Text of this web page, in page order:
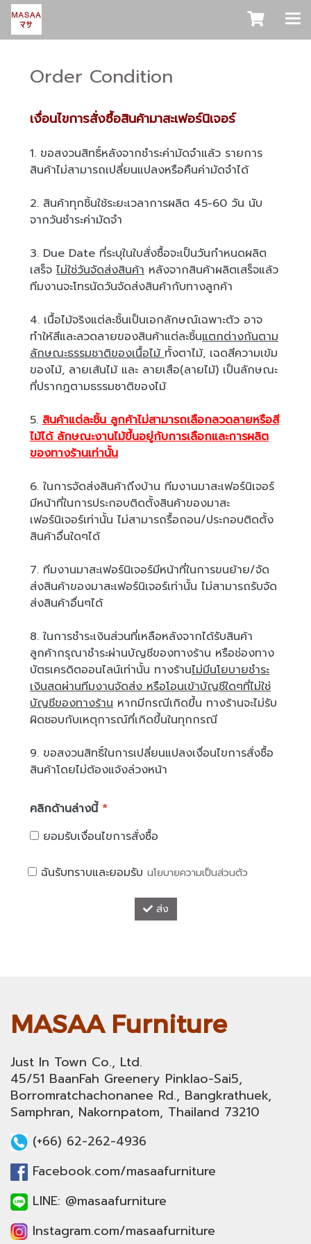
Order Condition
เงื่อนไขการสั่งซื้อสินค้ามาสะเฟอร์นิเจอร์
1. ขอสงวนสิทธิ์หลังจากชำระค่ามัดจำแล้ว รายการ
สินค้าไม่สามารถเปลี่ยนแปลงหรือคืนค่ามัดจำได้
2. สินค้าทุกชิ้นใช้ระยะเวลาการผลิต 45-60 วัน นับ
จากวันชำระค่ามัดจำ
3. Due Date ที่ระบุในใบสั่งซื้อจะเป็นวันกำหนดผลิต
เสร็จ ไม่ใช่วันจัดส่งสินค้า หลังจากสินค้าผลิตเสร็จแล้ว
ทีมงานจะโทรนัดวันจัดส่งสินค้ากับทางลูกค้า
4. เนื้อไม้จริงแต่ละชิ้นเป็นเอกลักษณ์เฉพาะตัว อาจ
ทำให้สีและลวดลายของสินค้าแต่ละชิ้นแตกต่างกันตาม
ลักษณะธรรมชาติของเนื้อไม้ทั้งตาไม้, เฉดสีความเข้ม
ของไม้, ลายเส้นไม้ และ ลายเสือ(ลายไม้) เป็นลักษณะ
ที่ปรากฎตามธรรมชาติของไม้
5. สินค้าแต่ละชิ้น ลูกค้าไม่สามารถเลือกลวดลายหรือสี
ไม้ได้ ลักษณะงานไม้ขึ้นอยู่กับการเลือกและการผลิต
ของทางร้านเท่านั้น
6. ในการจัดส่งสินค้าถึงบ้าน ทีมงานมาสะเฟอร์นิเจอร์
มีหน้าที่ในการประกอบติดตั้งสินค้าของมาสะ
เฟอร์นิเจอร์เท่านั้น ไม่สามารถรื้อถอน/ประกอบติดตั้ง
สินค้าอื่นใดๆได้
7. ทีมงานมาสะเฟอร์นิเจอร์มีหน้าที่ในการขนย้าย/จัด
ส่งสินค้าของมาสะเฟอร์นิเจอร์เท่านั้น ไม่สามารถรับจัด
ส่งสินค้าอื่นๆได้
8. ในการชำระเงินส่วนที่เหลือหลังจากได้รับสินค้า
ลูกค้ากรุณาชำระผ่านบัญชีของทางร้าน หรือช่องทาง
บัตรเครดิตออนไลน์เท่านั้น ทางร้านไม่มีนโยบายชำระ
เงินสดผ่านทีมงานจัดส่ง หรือโอนเข้าบัญชีใดๆที่ไม่ใช่
บัญชีของทางร้าน หากมีกรณีเกิดขึ้น ทางร้านจะไม่รับ
ผิดชอบกับเหตุการณ์ที่เกิดขึ้นในทุกกรณี
9. ขอสงวนสิทธิ์ในการเปลี่ยนแปลงเงื่อนไขการสั่งซื้อ
สินค้าโดยไม่ต้องแจ้งล่วงหน้า
คลิกด้านล่างนี้ *
ยอมรับเงื่อนไขการสั่งซื้อ
ฉันรับทราบและยอมรับ นโยบายความเป็นส่วนตัว
ส่ง
MASAA Furniture
Just In Town Co., Ltd.
45/51 BaanFah Greenery Pinklao-Sai5,
Borromratchachonanee Rd., Bangkrathuek,
Samphran, Nakornpatom, Thailand 73210
(+66) 62-262-4936
Facebook.com/masaafurniture
LINE: @masaafurniture
Instagram.com/masaafurniture